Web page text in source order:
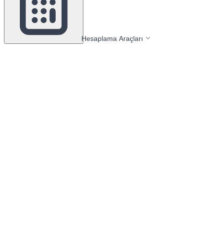
Hesaplama Araçları